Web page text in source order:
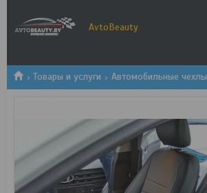
AvtoBeauty
Товары и услуги Автомобильные чехлы